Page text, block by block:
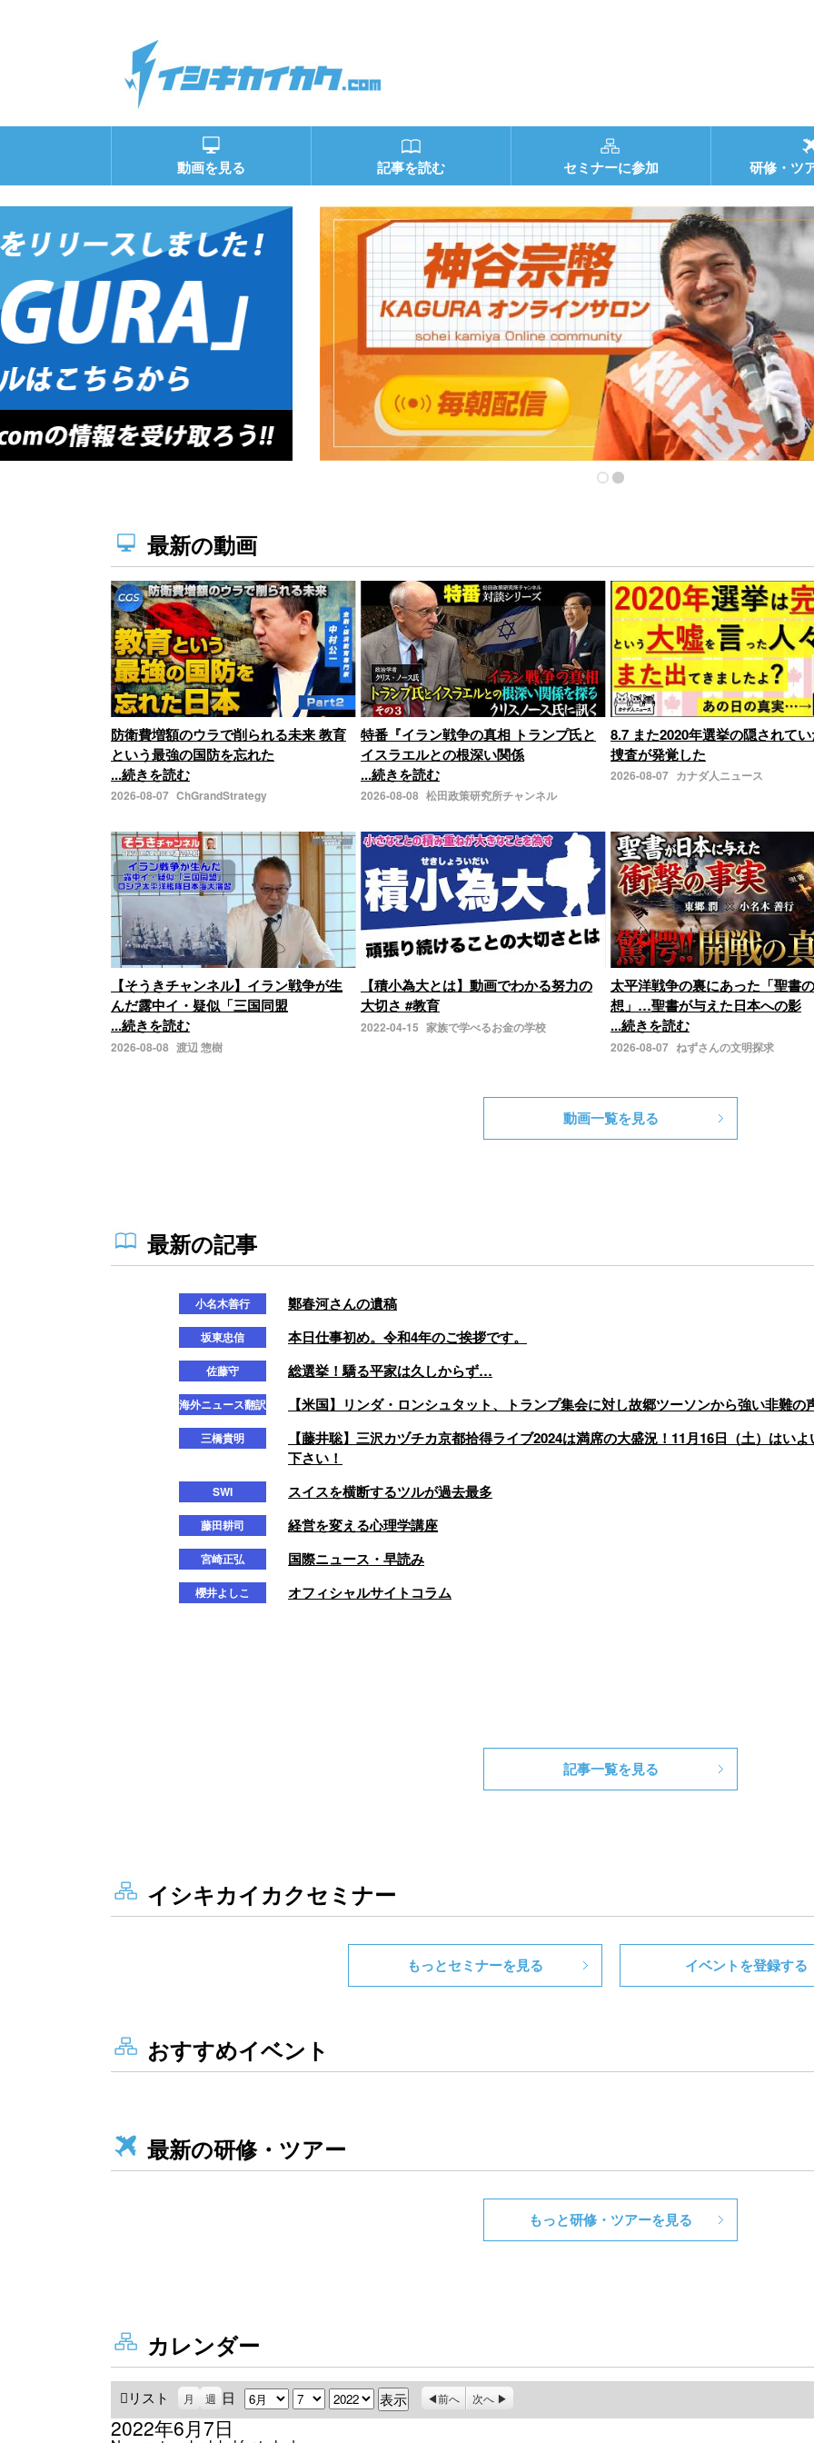
動画を見る 記事を読む セミナーに参加 研修・ツ
最新の動画
防衛費増額のウラで削られる未来 教育
という最強の国防を忘れた
...続きを読む
2026-08-07 ChGrandStrategy
特番『イラン戦争の真相 トランプ氏と
イスラエルとの根深い関係
...続きを読む
2026-08-08 松田政策研究所チャンネル
8.7 また2020年選挙の隠されて
捜査が発覚した
2026-08-07 カナダ人ニュース
【そうきチャンネル】イラン戦争が生
んだ露中イ・疑似「三国同盟
...続きを読む
2026-08-08 渡辺 惣樹
【積小為大とは】動画でわかる努力の
大切さ #教育
2022-04-15 家族で学べるお金の学校
太平洋戦争の裏にあった「聖書
想」…聖書が与えた日本への影
...続きを読む
2026-08-07 ねずさんの文明探求
動画一覧を見る
最新の記事
記事一覧を見る
イシキカイカクセミナー
もっとセミナーを見る イベントを登録する
おすすめイベント
最新の研修・ツアー
もっと研修・ツアーを見る
カレンダー
リスト
示
月 週 日 月 日 年 前へ 次へ
2022年6月7日